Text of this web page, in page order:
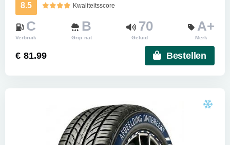
8.5 Kwaliteitsscore
C
Verbruik
B
Grip nat
70
Geluid
A+
Merk
€ 81.99 Bestellen